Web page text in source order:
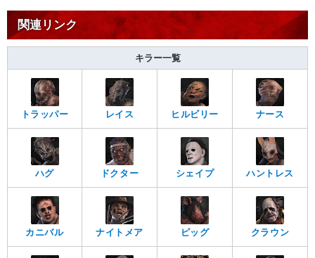
関連リンク
キラー一覧
トラッパー レイス ヒルビリー ナース
ハグ ドクター シェイプ ハントレス
カニバル ナイトメア ピッグ クラウン